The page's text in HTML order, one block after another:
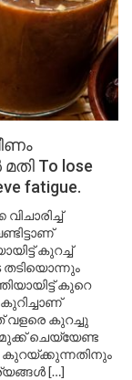
To lose
fatigue.
കുറച്ച്
തടിയൊന്നും
കുറെ
വളരെ കുറച്ചു
ചെയ്യേണ്ട
കുറയ്ക്കുന്നതിനും
[…]